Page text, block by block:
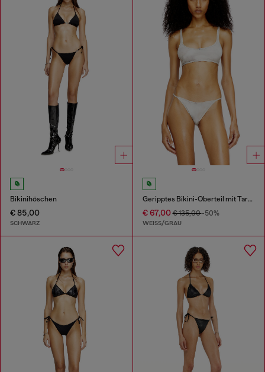
Bikinihöschen
€ 85,00
SCHWARZ
Geripptes Bikini-Oberteil mit Tarnmuster
€ 67,00€ 135,00-50%
WEISS/GRAU